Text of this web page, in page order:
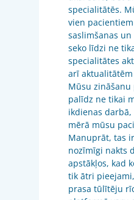
specialitātēs.
vien
saslimšanas
seko līdzi ne
specialitātes
arī
Mūsu
palīdz ne tikai
ikdienas
mērā mūsu
Manuprāt, tas
nozīmīgi nakts
apstākļos, kad
tik ātri
prasa tūlītēju